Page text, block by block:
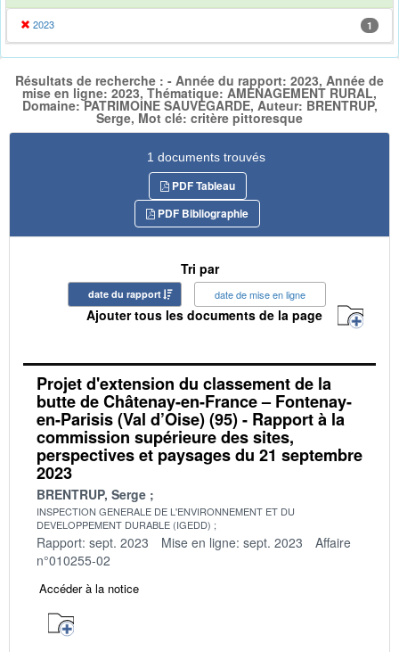
2023 1
Résultats de recherche : - Année du rapport: 2023, Année de
mise en ligne: 2023, Thématique: AMENAGEMENT RURAL,
Domaine: PATRIMOINE SAUVEGARDE, Auteur: BRENTRUP,
Serge, Mot clé: critère pittoresque
1 documents trouvés
PDF Tableau
PDF Bibliographie
Tri par
date du rapport date de mise en ligne
Ajouter tous les documents de la page
Projet d'extension du classement de la
butte de Châtenay-en-France – Fontenay-
en-Parisis (Val d’Oise) (95) - Rapport à la
commission supérieure des sites,
perspectives et paysages du 21 septembre
2023
BRENTRUP, Serge
INSPECTION GENERALE DE L'ENVIRONNEMENT ET DU
DEVELOPPEMENT DURABLE (IGEDD)
Rapport: sept. 2023 Mise en ligne: sept. 2023
Affaire
n°010255-02
Accéder à la notice